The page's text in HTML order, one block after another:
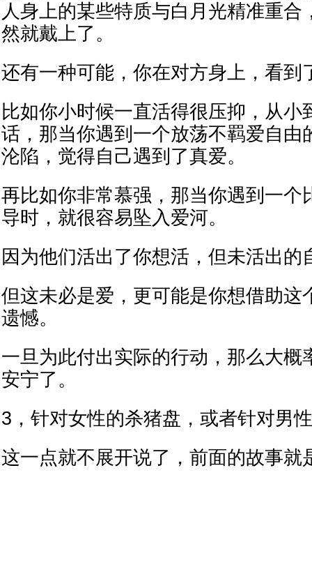
人身上的某些特质与白月光精准重合
然就戴上了。
还有一种可能，你在对方身上，看到
比如你小时候一直活得很压抑，从小
话，那当你遇到一个放荡不羁爱自由
沦陷，觉得自己遇到了真爱。
再比如你非常慕强，那当你遇到一个
导时，就很容易坠入爱河。
因为他们活出了你想活，但未活出的
但这未必是爱，更可能是你想借助这
遗憾。
一旦为此付出实际的行动，那么大概
安宁了。
3，针对女性的杀猪盘，或者针对男
这一点就不展开说了，前面的故事就